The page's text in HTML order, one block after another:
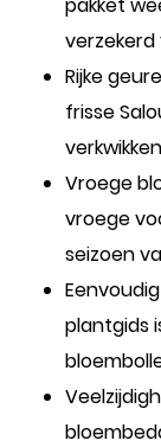
Rijke
frisse
Vroege
vroege
seizoen
plantgids